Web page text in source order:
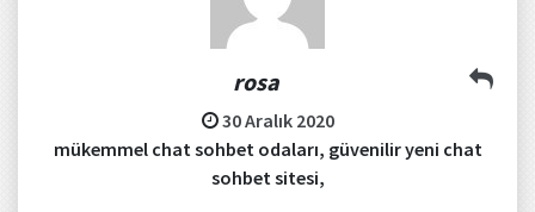
rosa
30 Aralık 2020
mükemmel chat sohbet odaları, güvenilir yeni chat
sohbet sitesi,